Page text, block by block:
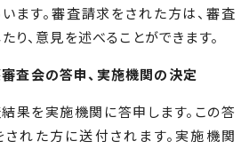
ます。審査請求をされた方は、審査
り、意見を述べることができます。
査会の答申、実施機関の決定
果を実施機関に答申します。この答
れた方に送付されます。実施機関